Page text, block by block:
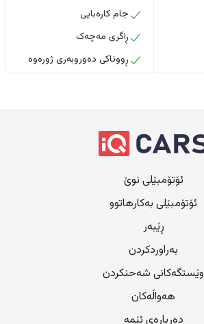
جام کارەبایی
ڕاگری مەچەک
ڕووناکی دەوروبەری ژورەوە
ئۆتۆمبێلی نوێ
ئۆتۆمبێلی بەکارهاتوو
ڕێبەر
بەراوردکردن
وێستگەکانی شەحنکردن
هەواڵەکان
دەربارەی ئێمە